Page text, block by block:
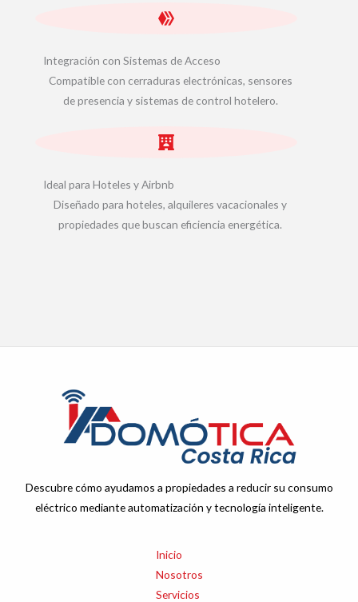
Integración con Sistemas de Acceso
Compatible con cerraduras electrónicas, sensores
de presencia y sistemas de control hotelero.
Ideal para Hoteles y Airbnb
Diseñado para hoteles, alquileres vacacionales y
propiedades que buscan eficiencia energética.
Descubre cómo ayudamos a propiedades a reducir su consumo
eléctrico mediante automatización y tecnología inteligente.
Inicio
Nosotros
Servicios